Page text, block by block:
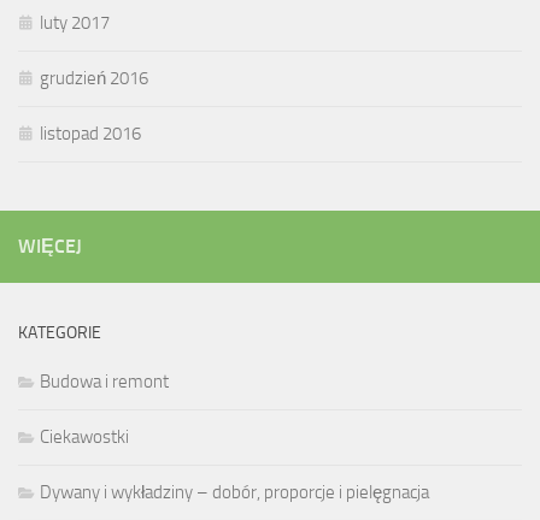
luty 2017
grudzień 2016
listopad 2016
WIĘCEJ
KATEGORIE
Budowa i remont
Ciekawostki
Dywany i wykładziny – dobór, proporcje i pielęgnacja